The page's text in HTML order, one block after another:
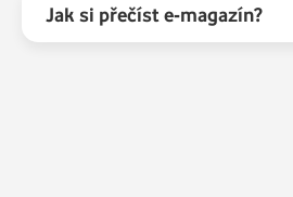
Jak si přečíst e-magazín?